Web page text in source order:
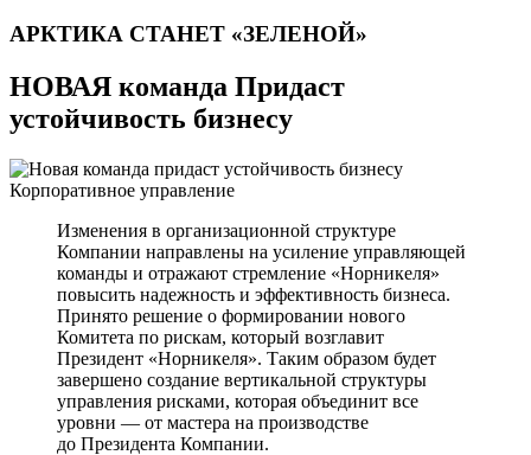
АРКТИКА СТАНЕТ «ЗЕЛЕНОЙ»
НОВАЯ команда Придаст
устойчивость бизнесу
Корпоративное управление
Изменения в организационной структуре
Компании направлены на усиление управляющей
команды и отражают стремление «Норникеля»
повысить надежность и эффективность бизнеса.
Принято решение о формировании нового
Комитета по рискам, который возглавит
Президент «Норникеля». Таким образом будет
завершено создание вертикальной структуры
управления рисками, которая объединит все
уровни — от мастера на производстве
до Президента Компании.